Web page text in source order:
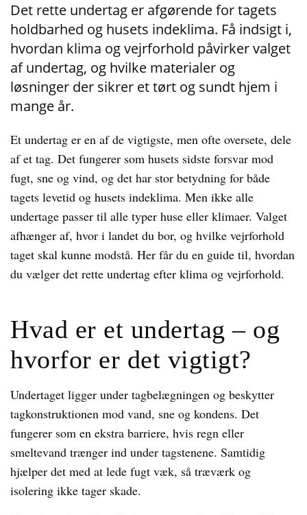
Det rette undertag er afgørende for tagets
holdbarhed og husets indeklima. Få indsigt i,
hvordan klima og vejrforhold påvirker valget
af undertag, og hvilke materialer og
løsninger der sikrer et tørt og sundt hjem i
mange år.
Et undertag er en af de vigtigste, men ofte oversete, dele
af et tag. Det fungerer som husets sidste forsvar mod
fugt, sne og vind, og det har stor betydning for både
tagets levetid og husets indeklima. Men ikke alle
undertage passer til alle typer huse eller klimaer. Valget
afhænger af, hvor i landet du bor, og hvilke vejrforhold
taget skal kunne modstå. Her får du en guide til, hvordan
du vælger det rette undertag efter klima og vejrforhold.
Hvad er et undertag – og
hvorfor er det vigtigt?
Undertaget ligger under tagbelægningen og beskytter
tagkonstruktionen mod vand, sne og kondens. Det
fungerer som en ekstra barriere, hvis regn eller
smeltevand trænger ind under tagstenene. Samtidig
hjælper det med at lede fugt væk, så træværk og
isolering ikke tager skade.